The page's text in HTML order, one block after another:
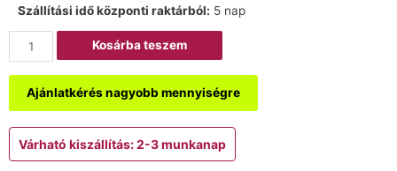
Szállítási idő központi raktárból: 5 nap
Kosárba teszem
Ajánlatkérés nagyobb mennyiségre
Várható kiszállítás: 2-3 munkanap